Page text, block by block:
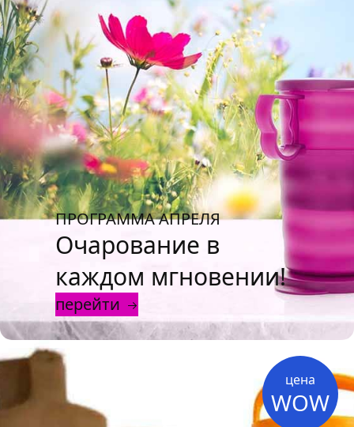
ПРОГРАММА АПРЕЛЯ
Очарование в
каждом мгновении!
перейти
цена
WOW